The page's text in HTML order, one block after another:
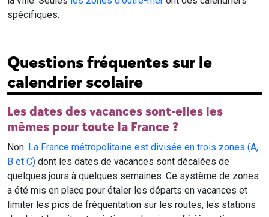
spécifiques.
Questions fréquentes sur le
calendrier scolaire
Les dates des vacances sont-elles les
mêmes pour toute la France ?
Non. La France métropolitaine est divisée en trois zones (A,
B et C) dont les dates de vacances sont décalées de
quelques jours à quelques semaines. Ce système de zones
a été mis en place pour étaler les départs en vacances et
limiter les pics de fréquentation sur les routes, les stations